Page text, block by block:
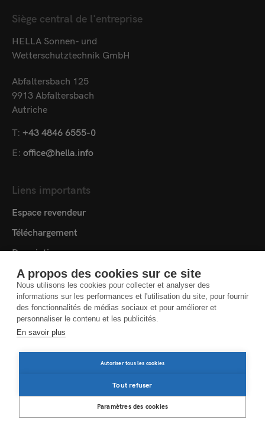
A propos des cookies sur ce site
Nous utilisons les cookies pour collecter et analyser des
informations sur les performances et l'utilisation du site, pour fournir
des fonctionnalités de médias sociaux et pour améliorer et
personnaliser le contenu et les publicités.
En savoir plus
Autoriser tous les cookies
Tout refuser
Paramètres des cookies
Siège central de l'entreprise
HELLA Sonnen- und
Wetterschutztechnik GmbH
Abfaltersbach 125
9913 Abfaltersbach
Autriche
T: +43 4846 6555-0
E: office@hella.info
Liens importants
Espace revendeur
Téléchargement
Description
Médiathèque
Contact
Cookie settings
ACCORD DE PROTECTION DES DONNÉES